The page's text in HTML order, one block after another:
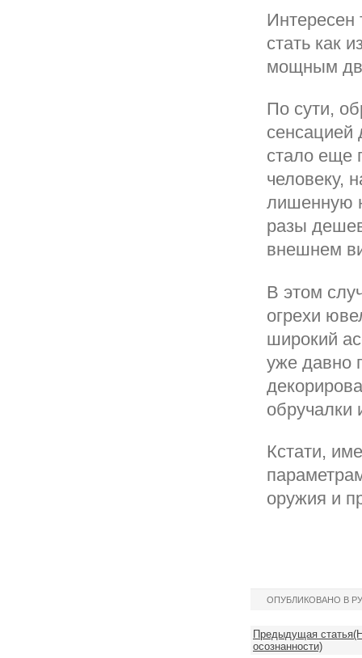
Интересен
стать как
мощным
По сути,
стало еще
человеку,
лишенную
разы
внешнем
В этом
огрехи
широкий
уже давно
обручалки
Кстати,
оружия и
ОПУБЛИКОВАНО В
Предыдущая
осознанности)